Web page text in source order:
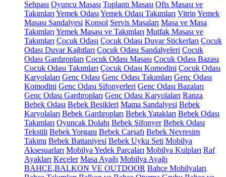
Sehpası Oyuncu Masası Toplantı Masası Ofis Masası ve
Takımları Yemek Odası Yemek Odası Takımları Vitrin Yemek
Masası Sandalyesi Konsol Servis Masaları Masa ve Masa
Takımları Yemek Masası ve Takımları Mutfak Masası ve
Takımları Çocuk Odası Çocuk Odası Duvar Stickerları Çocuk
Odası Duvar Kağıtları Çocuk Odası Sandalyeleri Çocuk
Odası Gardıropları Çocuk Odası Masası Çocuk Odası Bazası
Çocuk Odası Takımları Çocuk Odası Komodini Çocuk Odası
Karyolaları Genç Odası Genç Odası Takımları Genç Odası
Komodini Genç Odası Şifonyerleri Genç Odası Bazaları
Genç Odası Gardıropları Genç Odası Karyolaları Ranza
Bebek Odası Bebek Beşikleri Mama Sandalyesi Bebek
Karyolaları Bebek Gardıropları Bebek Yatakları Bebek Odası
Takımları Oyuncak Dolabı Bebek Şifonyer Bebek Odası
Tekstili Bebek Yorganı Bebek Çarşafı Bebek Nevresim
Takımı Bebek Battaniyesi Bebek Uyku Seti Mobilya
Aksesuarları Mobilya Yedek Parçaları Mobilya Kulpları Raf
Ayakları Keçeler Masa Ayağı Mobilya Ayağı
BAHÇE,BALKON VE OUTDOOR Bahçe Mobilyaları